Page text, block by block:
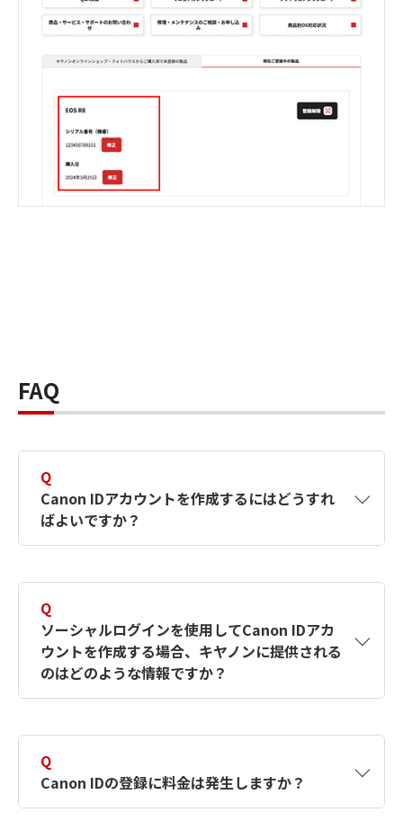
FAQ
Q
Canon IDアカウントを作成するにはどうすれ
ばよいですか？
す。詳しい作成方法は【カメラ】Canon IDとは
何ですか？Canon IDの作成方法は？をご確認く
ださい。
Q
ソーシャルログインを使用してCanon IDアカ
ウントを作成する場合、キヤノンに提供される
のはどのような情報ですか？
択したサービスから取得します。アカウントを
簡単に作成できるように、この情報を使用して
Canon IDの登録フォームを入力します。
Q
Canon IDの登録に料金は発生しますか？